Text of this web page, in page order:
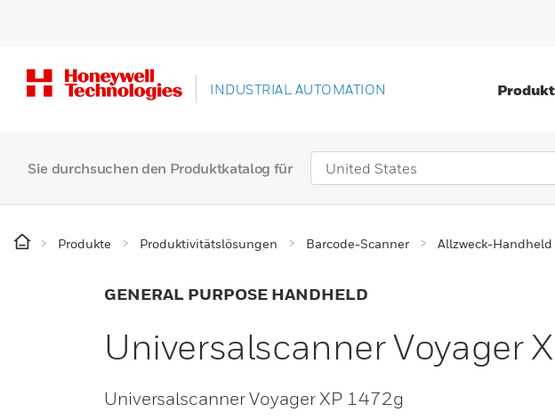
INDUSTRIAL AUTOMATION
Sie durchsuchen den Produktkatalog für
Produkte Produktivitätslösungen Barcode-Scanner Allzweck-Handheld
GENERAL PURPOSE HANDHELD
Universalscanner Voyager
Universalscanner Voyager XP 1472g